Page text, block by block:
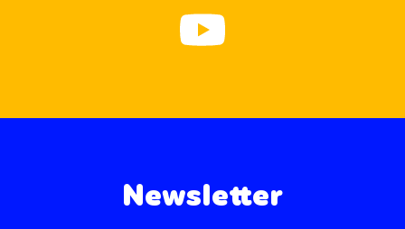
Newsletter